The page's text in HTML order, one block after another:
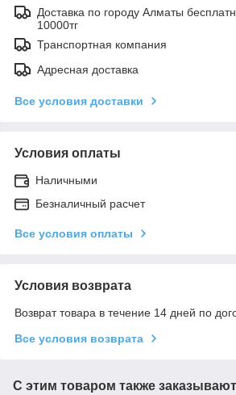
Доставка по городу Алматы
10000тг
Транспортная компания
Адресная доставка
Все условия доставки
Условия оплаты
Наличными
Безналичный расчет
Все условия оплаты
Условия возврата
Возврат товара в течение 14 дней по
Все условия возврата
С этим товаром также заказывают